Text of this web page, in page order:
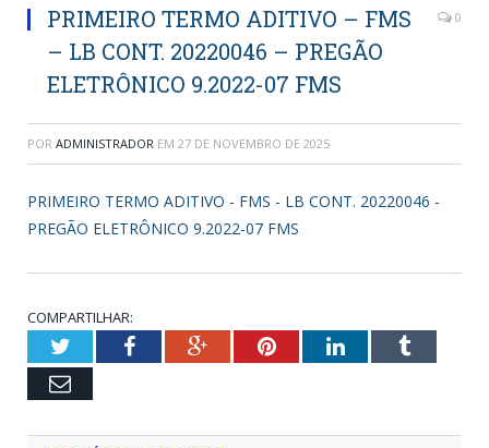
PRIMEIRO TERMO ADITIVO – FMS
– LB CONT. 20220046 – PREGÃO
ELETRÔNICO 9.2022-07 FMS
0
POR ADMINISTRADOR EM 27 DE NOVEMBRO DE 2025
PRIMEIRO TERMO ADITIVO - FMS - LB CONT. 20220046 -
PREGÃO ELETRÔNICO 9.2022-07 FMS
COMPARTILHAR:
TwitterFacebookGoogle+PinterestLinkedInTumblr
Email